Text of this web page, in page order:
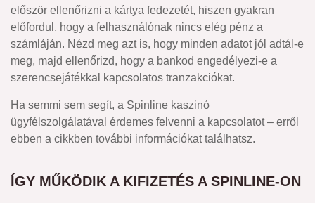
először ellenőrizni a kártya fedezetét, hiszen gyakran
előfordul, hogy a felhasználónak nincs elég pénz a
számláján. Nézd meg azt is, hogy minden adatot jól adtál-e
meg, majd ellenőrizd, hogy a bankod engedélyezi-e a
szerencsejátékkal kapcsolatos tranzakciókat.
Ha semmi sem segít, a Spinline kaszinó
ügyfélszolgálatával érdemes felvenni a kapcsolatot – erről
ebben a cikkben további információkat találhatsz.
ÍGY MŰKÖDIK A KIFIZETÉS A SPINLINE-ON